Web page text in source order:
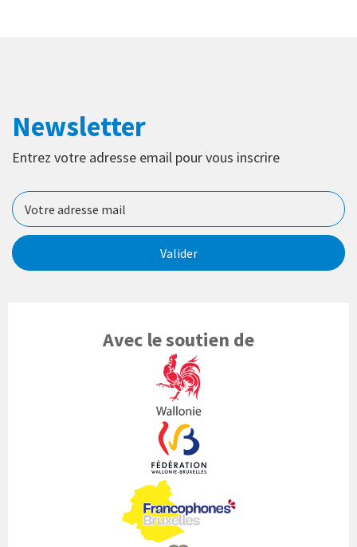
Newsletter
Entrez votre adresse email pour vous inscrire
Valider
Avec le soutien de